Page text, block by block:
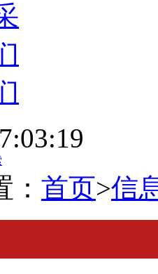
首页>信